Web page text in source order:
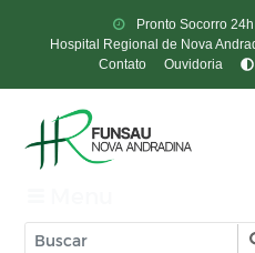
Pronto Socorro 24h
Hospital Regional de Nova
Contato
Ouvidoria